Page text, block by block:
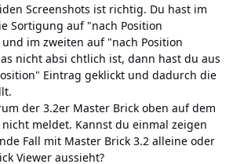
Screenshots ist richtig. Du hast im
Sortigung auf "nach Position
im zweiten auf "nach Position
nicht absi chtlich ist, dann hast du aus
Eintrag geklickt und dadurch die
der 3.2er Master Brick oben auf dem
nicht meldet. Kannst du einmal zeigen
Fall mit Master Brick 3.2 alleine oder
Viewer aussieht?